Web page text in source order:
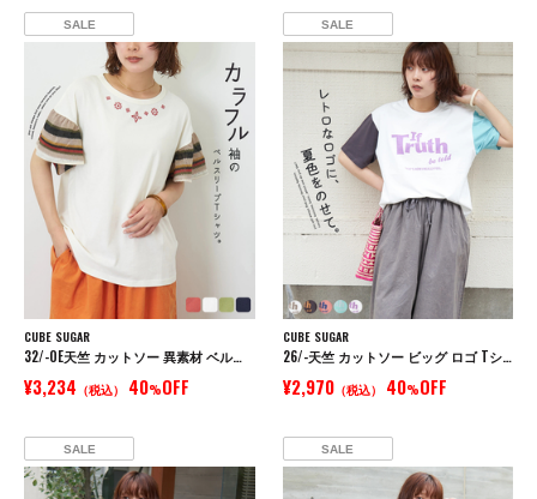
SALE
CUBE SUGAR
32/-OE天竺 カットソー 異素材 ベルスリーブ 胸刺繍 Tシャツ
¥3,234 （税込） 40%OFF
SALE
CUBE SUGAR
26/-天竺 カットソー ビッグ ロゴ Tシャツ
¥2,970（税込） 40%OFF
SALE SALE